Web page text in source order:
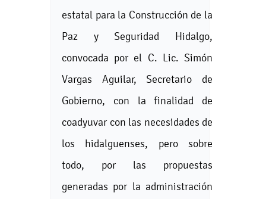
estatal para la Construcción de la
Paz y Seguridad Hidalgo,
convocada por el C. Lic. Simón
Vargas Aguilar, Secretario de
Gobierno, con la finalidad de
coadyuvar con las necesidades de
los hidalguenses, pero sobre
todo, por las propuestas
generadas por la administración